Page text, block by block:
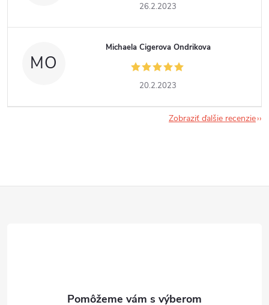
26.2.2023
MO
Michaela Cigerova Ondrikova
20.2.2023
Zobraziť ďalšie recenzie